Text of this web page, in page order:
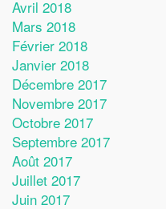
Avril 2018
Mars 2018
Février 2018
Janvier 2018
Décembre 2017
Novembre 2017
Octobre 2017
Septembre 2017
Août 2017
Juillet 2017
Juin 2017